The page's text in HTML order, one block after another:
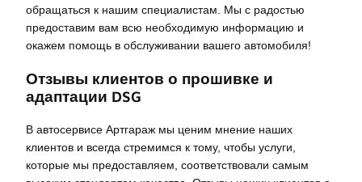
обращаться к нашим специалистам. Мы с радостью
предоставим вам всю необходимую информацию и
окажем помощь в обслуживании вашего автомобиля!
Отзывы клиентов о прошивке и
адаптации DSG
В автосервисе Артгараж мы ценим мнение наших
клиентов и всегда стремимся к тому, чтобы услуги,
которые мы предоставляем, соответствовали самым